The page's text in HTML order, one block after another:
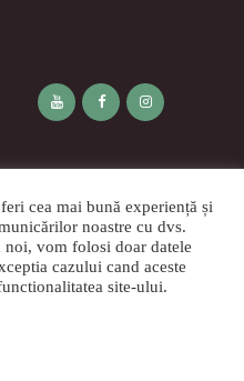
cea mai bună experiență și
noastre cu dvs.
noi, vom folosi doar datele
cazului cand aceste
site-ului.